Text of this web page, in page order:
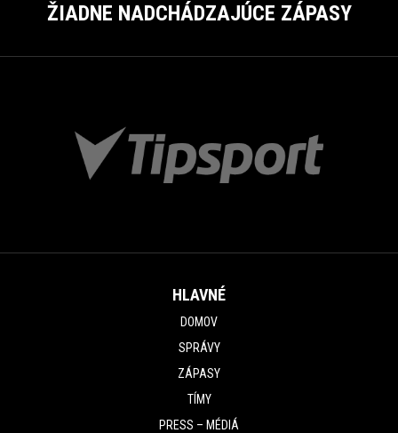
ŽIADNE NADCHÁDZAJÚCE ZÁPASY
HLAVNÉ
DOMOV
SPRÁVY
ZÁPASY
TÍMY
PRESS – MÉDIÁ